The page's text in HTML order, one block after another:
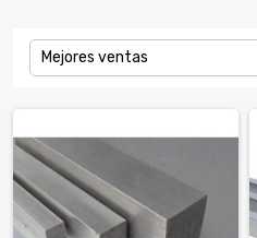
Mejores ventas